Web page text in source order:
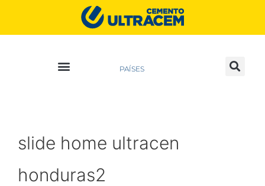
PAÍSES
slide home ultracen
honduras2